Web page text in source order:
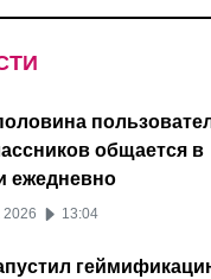
общается в
ежедневно
2026 13:04